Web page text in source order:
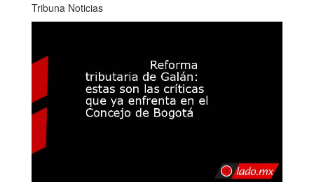
Tribuna Noticias